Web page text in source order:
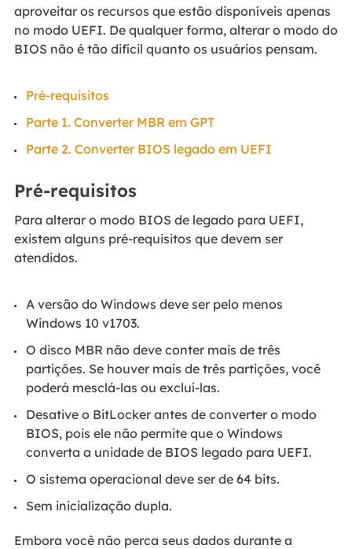
aproveitar os recursos que estão disponíveis apenas
no modo UEFI. De qualquer forma, alterar o modo do
BIOS não é tão difícil quanto os usuários pensam.
Pré-requisitos
Parte 1. Converter MBR em GPT
Parte 2. Converter BIOS legado em UEFI
Pré-requisitos
Para alterar o modo BIOS de legado para UEFI,
existem alguns pré-requisitos que devem ser
atendidos.
A versão do Windows deve ser pelo menos
Windows 10 v1703.
O disco MBR não deve conter mais de três
partições. Se houver mais de três partições, você
poderá mesclá-las ou excluí-las.
Desative o BitLocker antes de converter o modo
BIOS, pois ele não permite que o Windows
converta a unidade de BIOS legado para UEFI.
O sistema operacional deve ser de 64 bits.
Sem inicialização dupla.
Embora você não perca seus dados durante a